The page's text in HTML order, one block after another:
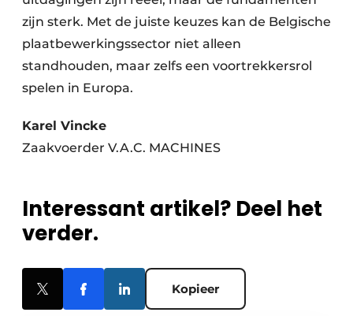
zijn sterk. Met de juiste keuzes kan de Belgische
plaatbewerkingssector niet alleen
standhouden, maar zelfs een voortrekkersrol
spelen in Europa.
Karel Vincke
Zaakvoerder V.A.C. MACHINES
Interessant artikel? Deel het
verder.
Kopieer